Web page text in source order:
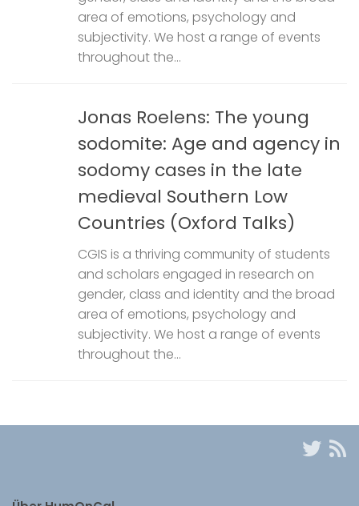
area of emotions, psychology and
subjectivity. We host a range of events
throughout the...
Jonas Roelens: The young
sodomite: Age and agency in
sodomy cases in the late
medieval Southern Low
Countries (Oxford Talks)
CGIS is a thriving community of students
and scholars engaged in research on
gender, class and identity and the broad
area of emotions, psychology and
subjectivity. We host a range of events
throughout the...